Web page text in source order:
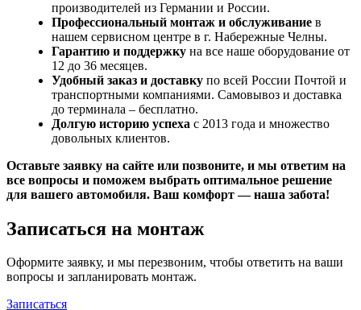
производителей из Германии и России.
Профессиональный монтаж и обслуживание в
нашем сервисном центре в г. Набережные Челны.
Гарантию и поддержку на все наше оборудование от
12 до 36 месяцев.
Удобный заказ и доставку по всей России Почтой и
транспортными компаниями. Самовывоз и доставка
до терминала – бесплатно.
Долгую историю успеха с 2013 года и множество
довольных клиентов.
Оставьте заявку на сайте или позвоните, и мы ответим на
все вопросы и поможем выбрать оптимальное решение
для вашего автомобиля. Ваш комфорт — наша забота!
Записаться на монтаж
Оформите заявку, и мы перезвоним, чтобы ответить на ваши
вопросы и запланировать монтаж.
Записаться